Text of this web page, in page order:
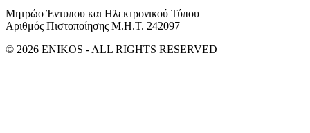
Μητρώο Έντυπου και Ηλεκτρονικού Τύπου
Αριθμός Πιστοποίησης Μ.Η.Τ. 242097
© 2026 ENIKOS - ALL RIGHTS RESERVED